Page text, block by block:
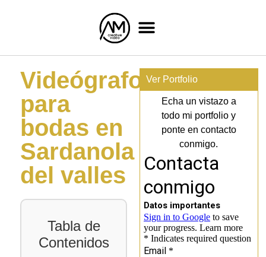
Videógrafo
para
bodas en
Sardanola
del valles
Tabla de
Contenidos
Ver Portfolio
Echa un vistazo a
todo mi portfolio y
ponte en contacto
conmigo.